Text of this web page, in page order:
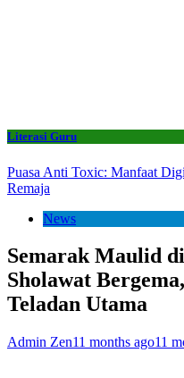
Literasi Guru
Puasa Anti Toxic: Manfaat
Remaja
News
Semarak Maulid
Sholawat
Teladan Utama
Admin Zen11 months ago11